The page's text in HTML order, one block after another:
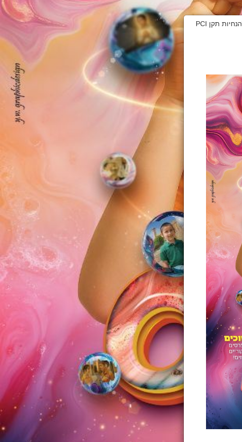
דף זה מאובטח בהצפנת SSL 2048bit. המידע אודות הפעולה מוצפן בהתאם להנחיות תקן PCI